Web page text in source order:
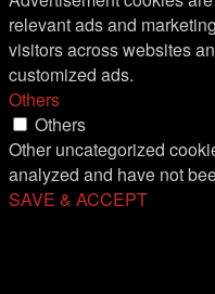
relevant ads and
visitors across websites
customized ads.
Others
Others
Other uncategorized
analyzed and have not
SAVE & ACCEPT